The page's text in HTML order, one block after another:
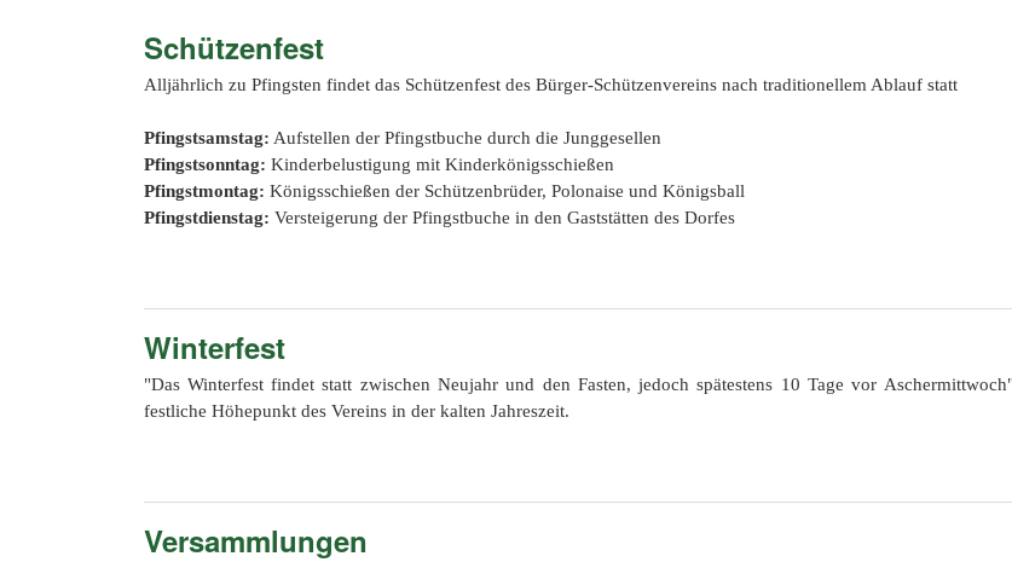
2012
Schützenfest
Alljährlich zu Pfingsten findet das Schützenfest des Bürger-Schützenvereins nach traditionellem Ablauf statt
Pfingstsamstag: Aufstellen der Pfingstbuche durch die Junggesellen
Pfingstsonntag: Kinderbelustigung mit Kinderkönigsschießen
Pfingstmontag: Königsschießen der Schützenbrüder, Polonaise und Königsball
Pfingstdienstag: Versteigerung der Pfingstbuche in den Gaststätten des Dorfes
Winterfest
"Das Winterfest findet statt zwischen Neujahr und den Fasten, jedoch spätestens 10 Tage vor
festliche Höhepunkt des Vereins in der kalten Jahreszeit.
Versammlungen